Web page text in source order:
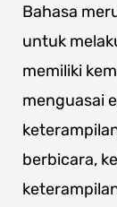
Bahasa
untuk
memiliki
menguasai
berbicara,